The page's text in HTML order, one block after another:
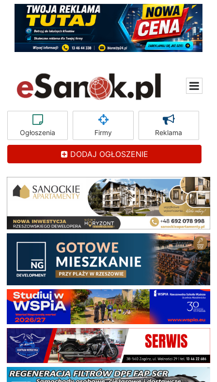
Ogłoszenia Firmy Reklama
DODAJ OGŁOSZENIE